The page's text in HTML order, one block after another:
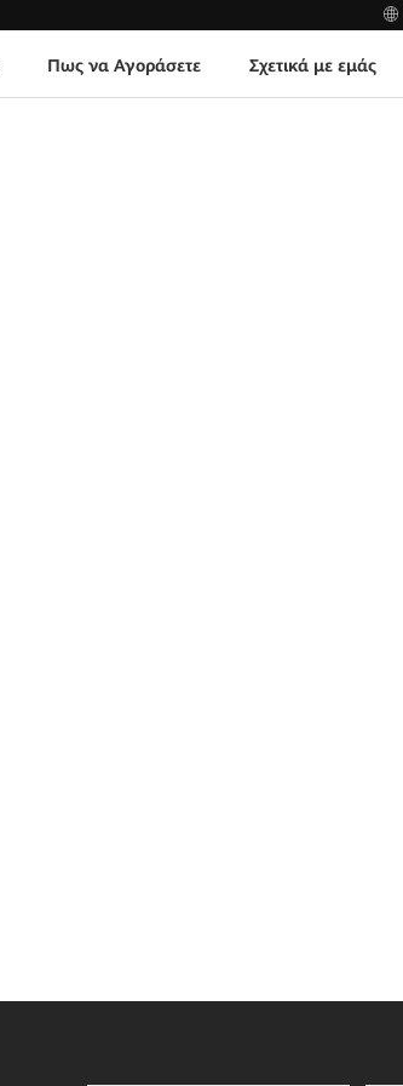
Πως να Αγοράσετε Σχετικά με εμάς